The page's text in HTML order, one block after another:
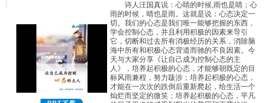
诗人汪国真说：心睛的时候,雨也是睛；心
雨的时候，晴也是雨。这就是说：心态决定一
切。我们的心态是我们唯一能够把握的东西，
学会控制心态，并且利用积极的因素来导引
它，切断和过去所有消极经历的关系，消除脑
海中所有和积极心态背道而驰的不良因素。今
天与大家分享《让自己成为控制心态的主
人》，培养起积极的心态，才能够朝既定的目
标风雨兼程，努力跋涉；培养起积极的心态，
才能在一次次的跌倒后重新爬起，给生活一个
灿烂而坚定的微笑；培养起积极的心态，平凡